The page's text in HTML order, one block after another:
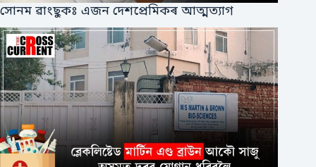
সোনম ৱাংছুকঃ এজন দেশপ্ৰেমিকৰ আত্মত্যাগ